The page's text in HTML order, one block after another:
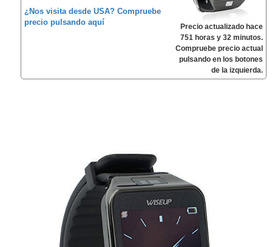
¿Nos visita desde USA? Compruebe
precio pulsando aquí
Precio actualizado hace
751 horas y 32 minutos.
Compruebe precio actual
pulsando en los botones
de la izquierda.